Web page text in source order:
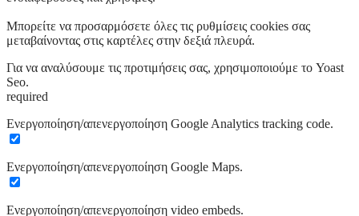
Μπορείτε να προσαρμόσετε όλες τις ρυθμίσεις cookies σας
μεταβαίνοντας στις καρτέλες στην δεξιά πλευρά.
Για να αναλύσουμε τις προτιμήσεις σας, χρησιμοποιούμε το Yoast
Seo.
required
Ενεργοποίηση/απενεργοποίηση Google Analytics tracking code.
Ενεργοποίηση/απενεργοποίηση Google Maps.
Ενεργοποίηση/απενεργοποίηση video embeds.